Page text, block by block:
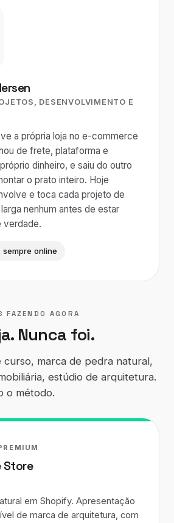
DESENVOLVIMENTO E
a própria loja no e-commerce
de frete, plataforma e
dinheiro, e saiu do outro
o prato inteiro. Hoje
e toca cada projeto de
nenhum antes de estar
verdade.
sempre online
FAZENDO AGORA
Nunca foi.
curso, marca de pedra natural,
estúdio de arquitetura.
o método.
Store
em Shopify. Apresentação
de marca de arquitetura, com